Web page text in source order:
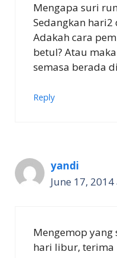
Mengapa suri
Sedangkan
Adakah cara
betul? Atau
semasa berada
Reply
yandi
June 17,
Mengemop yang
hari libur, terima